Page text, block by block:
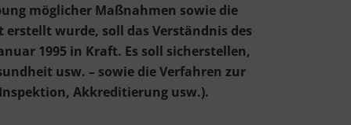
möglicher Maßnahmen sowie die
erstellt wurde, soll das Verständnis des
1995 in Kraft. Es soll sicherstellen,
usw. – sowie die Verfahren zur
Akkreditierung usw.).